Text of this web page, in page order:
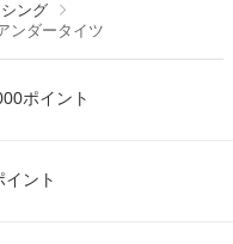
ング
ンダータイツ
ポイント
ント